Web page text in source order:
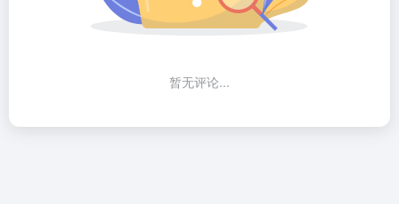
暂无评论...